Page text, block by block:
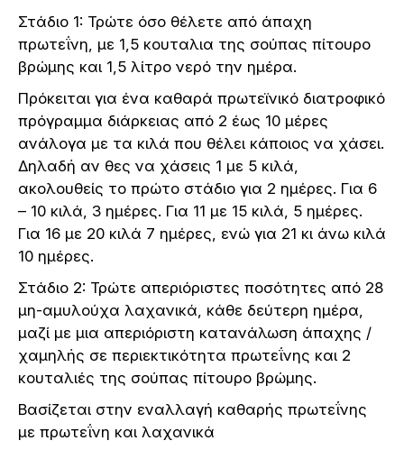
Στάδιο 1: Τρώτε όσο θέλετε από άπαχη
πρωτεΐνη, με 1,5 κουταλια της σούπας πίτουρο
βρώμης και 1,5 λίτρο νερό την ημέρα.
Πρόκειται για ένα καθαρά πρωτεϊνικό διατροφικό
πρόγραμμα διάρκειας από 2 έως 10 μέρες
ανάλογα με τα κιλά που θέλει κάποιος να χάσει.
Δηλαδή αν θες να χάσεις 1 με 5 κιλά,
ακολουθείς το πρώτο στάδιο για 2 ημέρες. Για 6
– 10 κιλά, 3 ημέρες. Για 11 με 15 κιλά, 5 ημέρες.
Για 16 με 20 κιλά 7 ημέρες, ενώ για 21 κι άνω κιλά
10 ημέρες.
Στάδιο 2: Τρώτε απεριόριστες ποσότητες από 28
μη-αμυλούχα λαχανικά, κάθε δεύτερη ημέρα,
μαζί με μια απεριόριστη κατανάλωση άπαχης /
χαμηλής σε περιεκτικότητα πρωτεΐνης και 2
κουταλιές της σούπας πίτουρο βρώμης.
Βασίζεται στην εναλλαγή καθαρής πρωτεΐνης
με πρωτεΐνη και λαχανικά